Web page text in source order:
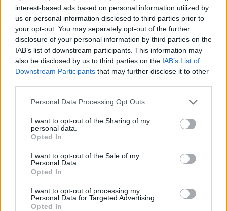
interest-based ads based on personal information utilized by
us or personal information disclosed to third parties prior to
your opt-out. You may separately opt-out of the further
disclosure of your personal information by third parties on the
IAB’s list of downstream participants. This information may
also be disclosed by us to third parties on the IAB’s List of
Downstream Participants that may further disclose it to other
Personal Data Processing Opt Outs
I want to opt-out of the Sharing of my
personal data.
Opted In
I want to opt-out of the Sale of my
Personal Data.
Opted In
I want to opt-out of processing my
Personal Data for Targeted Advertising.
Opted In